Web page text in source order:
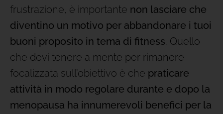
frustrazione, è importante non lasciare che
diventino un motivo per abbandonare i tuoi
buoni proposito in tema di fitness. Quello
che devi tenere a mente per rimanere
focalizzata sull’obiettivo è che praticare
attività in modo regolare durante e dopo la
menopausa ha innumerevoli benefici per la